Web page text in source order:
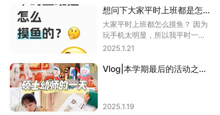
想问下大家平时上班都是怎么摸鱼的？?
2025.1.21
大家平时上班都怎么摸鱼？ 因为
玩手机太明显，所以我平时一般
都用应用宝电脑版刷刷视频啥的
Vlog|本学期最后的活动之过新年！
2025.1.19